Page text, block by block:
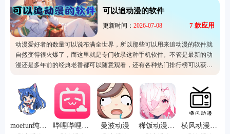
可以追动漫的软件
更新时间： 2026-07-08 7 款应用
动漫爱好者的数量可以说布满全世界，所以那些可以用来追动漫的软件就
自然变得很火爆了，而这里就是专门收录这种手机软件。不管是最新的动
漫还是多年前的经典老番都可以随意观看，还有各种热门排行榜可以获取
最新动漫的资讯。所以经常看动漫的人可以考虑这里的软件，整体的观影
体验都是很优秀的，不用担心卡顿的问题。
moefun纯净版 哔哩哔哩TV版 曼波动漫 稀饭动漫纯净版 横风动漫旧版